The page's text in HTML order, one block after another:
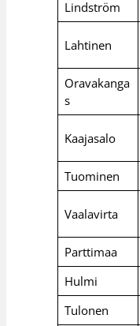
Lindström
Lahtinen
Oravakanga
s
Kaajasalo
Tuominen
Vaalavirta
Parttimaa
Hulmi
Tulonen